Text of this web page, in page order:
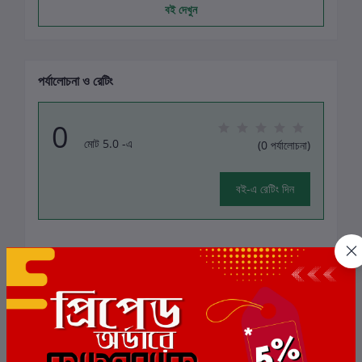
বই দেখুন
পর্যালোচনা ও রেটিং
0 মোট 5.0 -এ (0 পর্যালোচনা)
বই-এ রেটিং দিন
এই বইয়ের জন্য এখনও কোন পর্যালোচনা নেই